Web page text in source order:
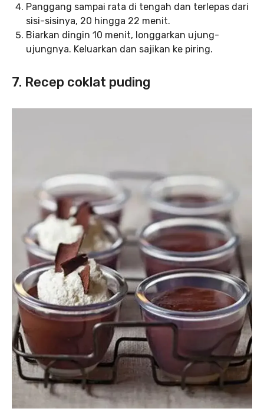
Panggang sampai rata di tengah dan terlepas dari
sisi-sisinya, 20 hingga 22 menit.
Biarkan dingin 10 menit, longgarkan ujung-
ujungnya. Keluarkan dan sajikan ke piring.
7. Recep coklat puding